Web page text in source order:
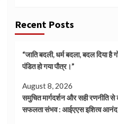
Recent Posts
“जाति बदली, धर्म बदला, बदल दिया है
पंडित हो गया पौत्र।”
August 8, 2026
समुचित मार्गदर्शन और सही रणनीति से
सफलता संभव : आईएएस इशित्व आनंद